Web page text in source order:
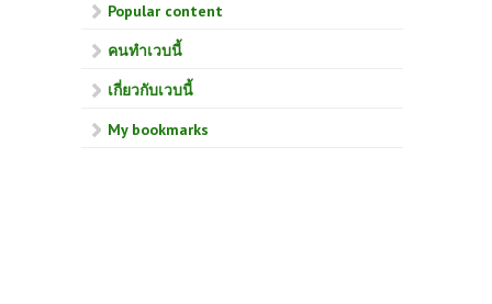
Popular content
คนทำเวบนี้
เกี่ยวกับเวบนี้
My bookmarks